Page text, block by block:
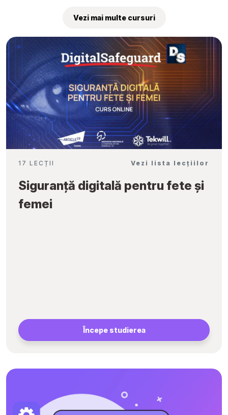
Vezi mai multe cursuri
17 LECȚII Vezi lista lecțiilor
Siguranță digitală pentru fete și
femei
Începe studierea